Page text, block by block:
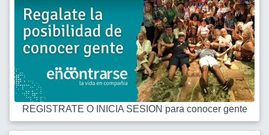
REGISTRATE O INICIA SESION para conocer gente